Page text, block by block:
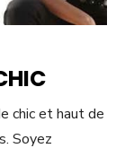
chic et haut de
Soyez